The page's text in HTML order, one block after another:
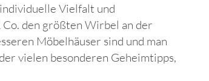
Vielfalt und
den größten Wirbel an der
Möbelhäuser sind und man
vielen besonderen Geheimtipps,